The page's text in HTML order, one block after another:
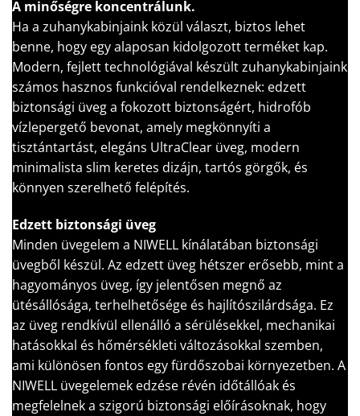
A minőségre koncentrálunk.
Ha a zuhanykabinjaink közül választ, biztos lehet
benne, hogy egy alaposan kidolgozott terméket kap.
Modern, fejlett technológiával készült zuhanykabinjaink
számos hasznos funkcióval rendelkeznek: edzett
biztonsági üveg a fokozott biztonságért, hidrofób
vízlepergető bevonat, amely megkönnyíti a
tisztántartást, elegáns UltraClear üveg, modern
minimalista slim keretes dizájn, tartós görgők, és
könnyen szerelhető felépítés.
Edzett biztonsági üveg
Minden üvegelem a NIWELL kínálatában biztonsági
üvegből készül. Az edzett üveg hétszer erősebb, mint a
hagyományos üveg, így jelentősen megnő az
ütésállósága, terhelhetősége és hajlítószilárdsága. Ez
az üveg rendkívül ellenálló a sérülésekkel, mechanikai
hatásokkal és hőmérsékleti változásokkal szemben,
ami különösen fontos egy fürdőszobai környezetben. A
NIWELL üvegelemek edzése révén időtállóak és
megfelelnek a szigorú biztonsági előírásoknak, hogy